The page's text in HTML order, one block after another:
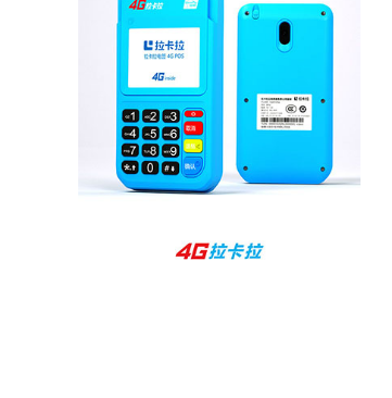
孙女士
收到用了还可以，朋友推荐用的，她之前用了竟
然给提额了，希望我也能提呃，客服还和我说了
很多提额小技巧希望有用吧。
杨先生